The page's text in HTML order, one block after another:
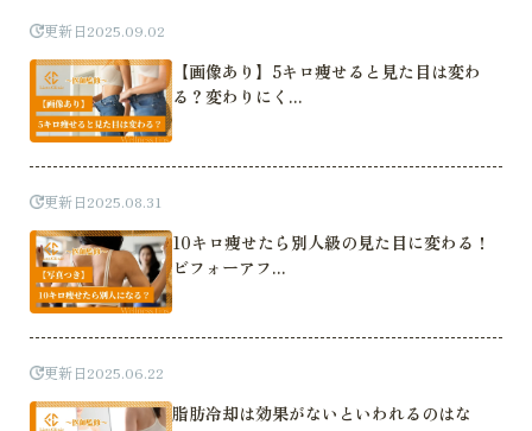
更新日2025.09.02
【画像あり】5キロ痩せると見た目は変わ
る？変わりにく...
更新日2025.08.31
10キロ痩せたら別人級の見た目に変わる！
ビフォーアフ...
更新日2025.06.22
脂肪冷却は効果がないといわれるのはな